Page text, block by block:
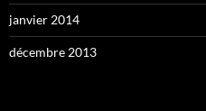
janvier 2014
décembre 2013